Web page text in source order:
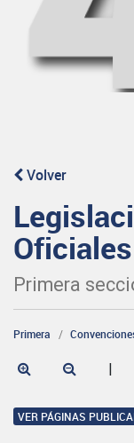
Volver
Oficiales
Primera
Primera
|
VER PÁGINAS